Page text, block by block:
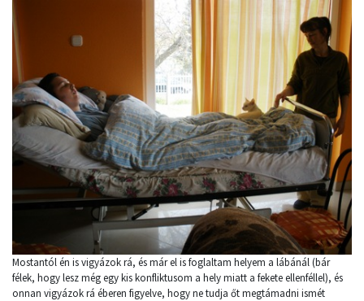
Mostantól én is vigyázok rá, és már el is foglaltam helyem a lábánál (bár
félek, hogy lesz még egy kis konfliktusom a hely miatt a fekete ellenféllel), és
onnan vigyázok rá éberen figyelve, hogy ne tudja őt megtámadni ismét